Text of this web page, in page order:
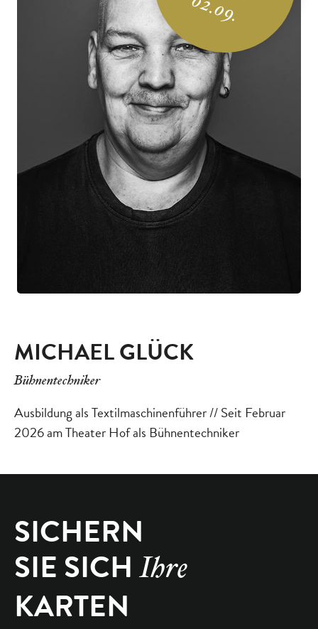
02.09.
MICHAEL GLÜCK
Bühnentechniker
Ausbildung als Textilmaschinenführer // Seit Februar
2026 am Theater Hof als Bühnentechniker
SICHERN
SIE SICH Ihre
KARTEN